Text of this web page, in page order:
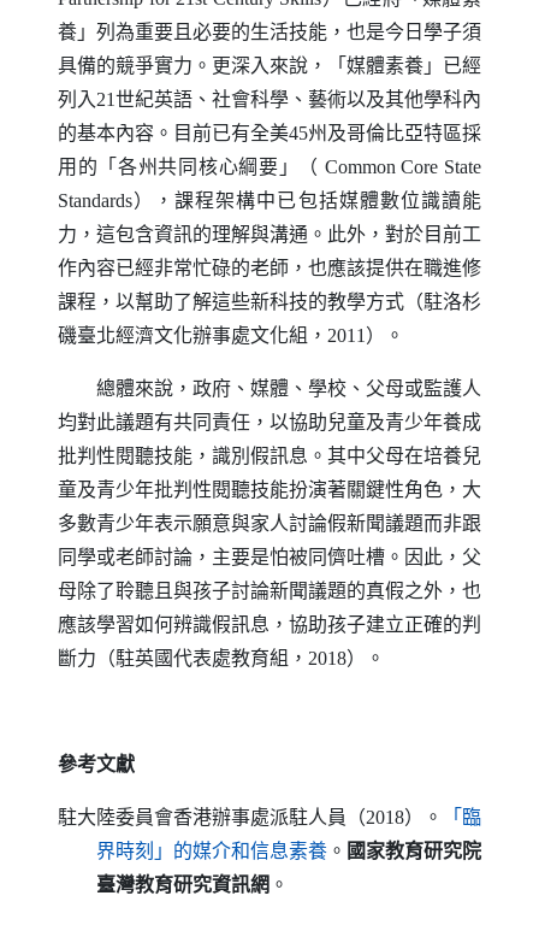
養」列為重要且必要的生活技能，也是今日學子須
具備的競爭實力。更深入來說，「媒體素養」已經
列入21世紀英語、社會科學、藝術以及其他學科內
的基本內容。目前已有全美45州及哥倫比亞特區採
用的「各州共同核心綱要」（ Common Core State
Standards），課程架構中已包括媒體數位識讀能
力，這包含資訊的理解與溝通。此外，對於目前工
作內容已經非常忙碌的老師，也應該提供在職進修
課程，以幫助了解這些新科技的教學方式（駐洛杉
磯臺北經濟文化辦事處文化組，2011）。
總體來說，政府、媒體、學校、父母或監護人
均對此議題有共同責任，以協助兒童及青少年養成
批判性閱聽技能，識別假訊息。其中父母在培養兒
童及青少年批判性閱聽技能扮演著關鍵性角色，大
多數青少年表示願意與家人討論假新聞議題而非跟
同學或老師討論，主要是怕被同儕吐槽。因此，父
母除了聆聽且與孩子討論新聞議題的真假之外，也
應該學習如何辨識假訊息，協助孩子建立正確的判
斷力（駐英國代表處教育組，2018）。
參考文獻
駐大陸委員會香港辦事處派駐人員（2018）。
「臨
界時刻」的媒介和信息素養（另開新視窗）
。 國家教育研究院
臺灣教育研究資訊網 。